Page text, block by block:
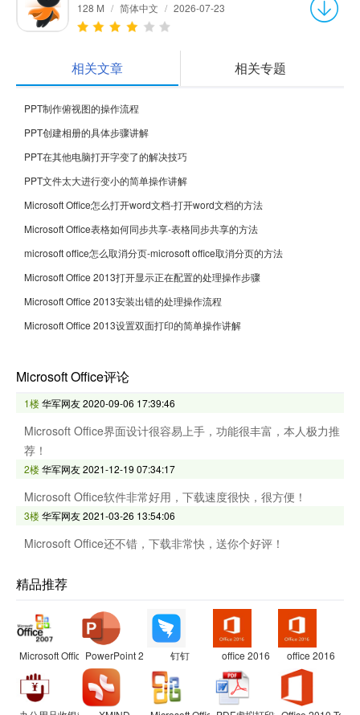
128 M / 简体中文 / 2026-07-23
相关文章 相关专题
PPT制作俯视图的操作流程
PPT创建相册的具体步骤讲解
PPT在其他电脑打开字变了的解决技巧
PPT文件太大进行变小的简单操作讲解
Microsoft Office怎么打开word文档-打开word文档的方法
Microsoft Office表格如何同步共享-表格同步共享的方法
microsoft office怎么取消分页-microsoft office取消分页的方法
Microsoft Office 2013打开显示正在配置的处理操作步骤
Microsoft Office 2013安装出错的处理操作流程
Microsoft Office 2013设置双面打印的简单操作讲解
Microsoft Office评论
1楼华军网友2020-09-06 17:39:46
Microsoft Office界面设计很容易上手，功能很丰富，本人极力推
荐！
2楼华军网友2021-12-19 07:34:17
Microsoft Office软件非常好用，下载速度很快，很方便！
3楼华军网友2021-03-26 13:54:06
Microsoft Office还不错，下载非常快，送你个好评！
精品推荐
Microsoft Office 2007兼容包
PowerPoint 2007 钉钉 office 2016 office 2016